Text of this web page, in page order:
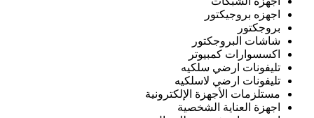
اجهزه بروجيكتور
بروجكتور
شاشات البروجكتور
اكسسوارات كمبيوتر
تليفونات ارضي سلكيه
تليفونات ارضي لاسلكيه
مستلزمات الأجهزة الإلكترونية
اجهزة العناية الشخصية